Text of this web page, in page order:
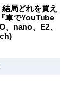
局どれを買え
車でYouTube
、nano、E2、